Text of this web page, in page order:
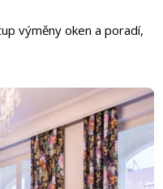
výměny oken a poradí,